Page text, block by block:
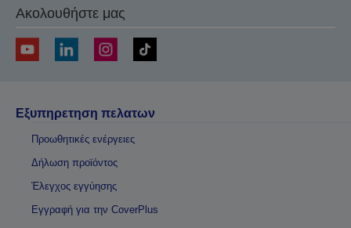
Ακολουθήστε μας
Εξυπηρετηση πελατων
Προωθητικές ενέργειες
Δήλωση προϊόντος
Έλεγχος εγγύησης
Εγγραφή για την CoverPlus